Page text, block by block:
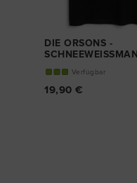
DIE ORSONS -
SCHNEEWEISSMANN
Verfügbar
19,90 €